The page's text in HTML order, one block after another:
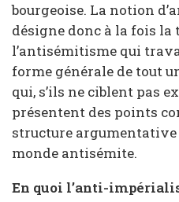
bourgeoise. La notion
désigne donc à la fois la
l’antisémitisme qui
forme générale de tout
qui, s’ils ne ciblent pas
présentent des points
structure
monde antisémite.
En quoi l’anti-